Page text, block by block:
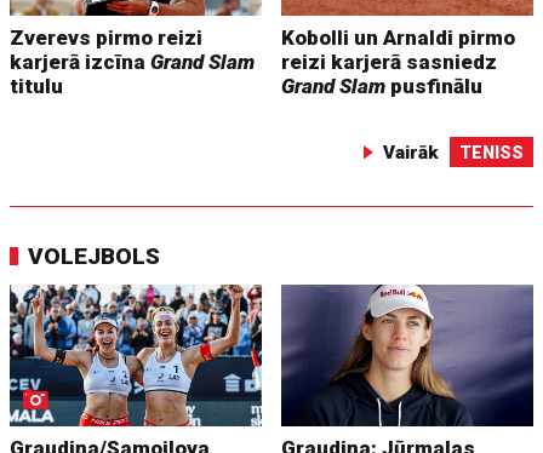
Zverevs pirmo reizi
karjerā izcīnaGrand Slam
titulu
Kobolli un Arnaldi pirmo
reizi karjerā sasniedz
Grand Slam pusfinālu
Vairāk TENISS
VOLEJBOLS
Graudiņa/Samoilova
Graudiņa: Jūrmalas